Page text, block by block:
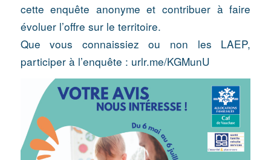
cette enquête anonyme et contribuer à faire
évoluer l’offre sur le territoire.
Que vous connaissiez ou non les LAEP,
participer à l’enquête : urlr.me/KGMunU